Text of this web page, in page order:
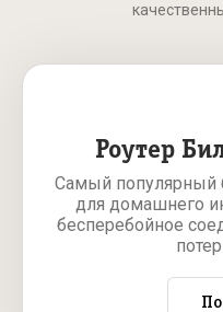
Роутер
Самый популярный
для домашнего
бесперебойное